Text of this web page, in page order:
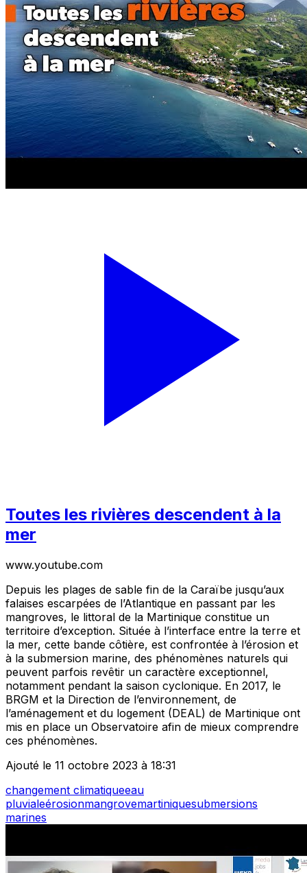
Toutes les rivières descendent à la
mer
www.youtube.com
Depuis les plages de sable fin de la Caraïbe jusqu’aux
falaises escarpées de l’Atlantique en passant par les
mangroves, le littoral de la Martinique constitue un
territoire d’exception. Située à l’interface entre la terre et
la mer, cette bande côtière, est confrontée à l’érosion et
à la submersion marine, des phénomènes naturels qui
peuvent parfois revêtir un caractère exceptionnel,
notamment pendant la saison cyclonique. En 2017, le
BRGM et la Direction de l’environnement, de
l’aménagement et du logement (DEAL) de Martinique ont
mis en place un Observatoire afin de mieux comprendre
ces phénomènes.
Ajouté le 11 octobre 2023 à 18:31
changement climatiqueeau
pluvialeérosionmangrovemartiniquesubmersions
marines